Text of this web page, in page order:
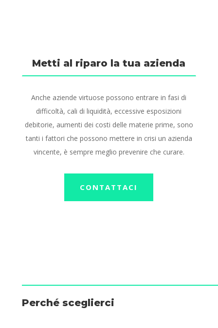
Metti al riparo la tua azienda
Anche aziende virtuose possono entrare in fasi di
difficoltà, cali di liquidità, eccessive esposizioni
debitorie, aumenti dei costi delle materie prime, sono
tanti i fattori che possono mettere in crisi un azienda
vincente, è sempre meglio prevenire che curare.
CONTATTACI
Perché sceglierci